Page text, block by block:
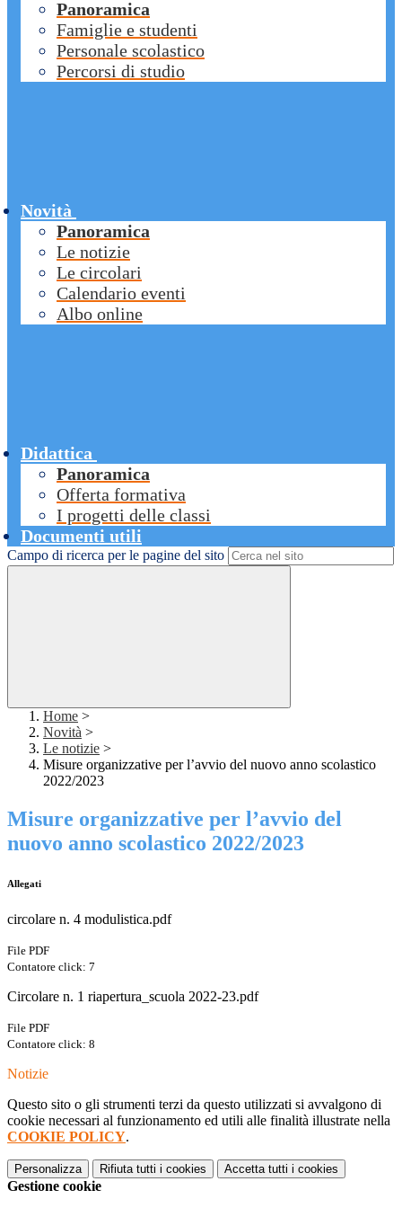
Panoramica
Famiglie e studenti
Personale scolastico
Percorsi di studio
Novità
Panoramica
Le notizie
Le circolari
Calendario eventi
Albo online
Didattica
Panoramica
Offerta formativa
I progetti delle classi
Documenti utili
Campo di ricerca per le pagine del sito
Home >
Novità >
Le notizie >
Misure organizzative per l’avvio del nuovo anno scolastico
2022/2023
Misure organizzative per l’avvio del
nuovo anno scolastico 2022/2023
Allegati
circolare n. 4 modulistica.pdf
File PDF
Contatore click: 7
Circolare n. 1 riapertura_scuola 2022-23.pdf
File PDF
Contatore click: 8
Notizie
Questo sito o gli strumenti terzi da questo utilizzati si avvalgono di
cookie necessari al funzionamento ed utili alle finalità illustrate nella
COOKIE POLICY.
Personalizza Rifiuta tutti i cookies Accetta tutti i cookies
Gestione cookie